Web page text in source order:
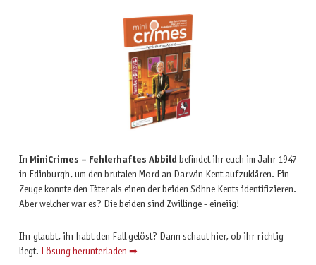
In MiniCrimes – Fehlerhaftes Abbild befindet ihr euch im Jahr 1947
in Edinburgh, um den brutalen Mord an Darwin Kent aufzuklären. Ein
Zeuge konnte den Täter als einen der beiden Söhne Kents identifizieren.
Aber welcher war es? Die beiden sind Zwillinge - eineiig!
Ihr glaubt, ihr habt den Fall gelöst? Dann schaut hier, ob ihr richtig
liegt. Lösung herunterladen ➡